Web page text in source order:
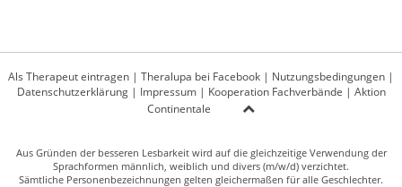
Als Therapeut eintragen | Theralupa bei Facebook | Nutzungsbedingungen |
Datenschutzerklärung| Impressum| Kooperation Fachverbände | Aktion
Continentale
Aus Gründen der besseren Lesbarkeit wird auf die gleichzeitige Verwendung der
Sprachformen männlich, weiblich und divers (m/w/d) verzichtet.
Sämtliche Personenbezeichnungen gelten gleichermaßen für alle Geschlechter.